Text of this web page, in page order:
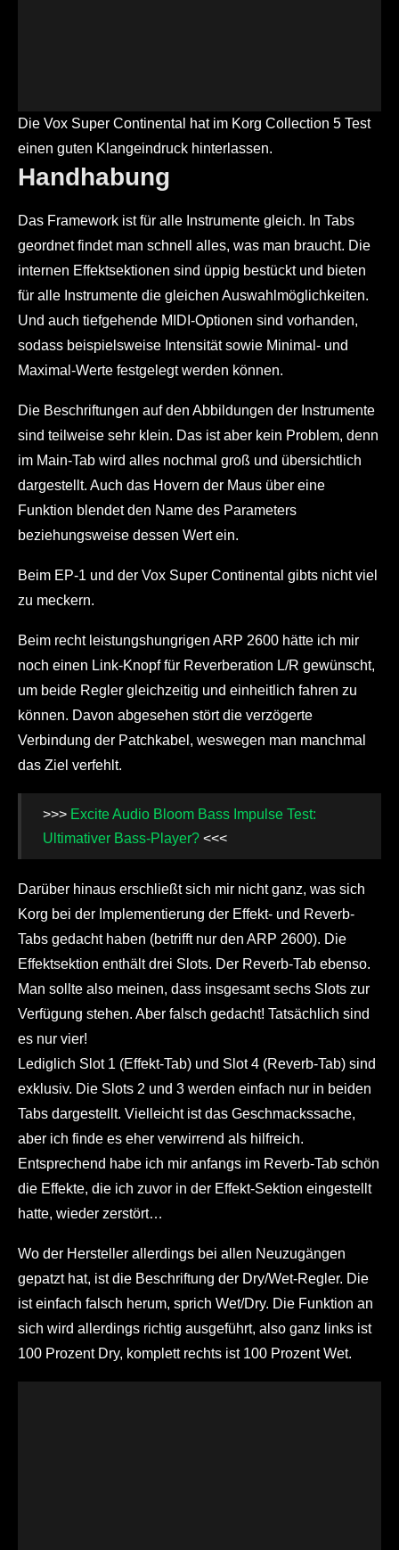
Die Vox Super Continental hat im Korg Collection 5 Test
einen guten Klangeindruck hinterlassen.
Handhabung
Das Framework ist für alle Instrumente gleich. In Tabs
geordnet findet man schnell alles, was man braucht. Die
internen Effektsektionen sind üppig bestückt und bieten
für alle Instrumente die gleichen Auswahlmöglichkeiten.
Und auch tiefgehende MIDI-Optionen sind vorhanden,
sodass beispielsweise Intensität sowie Minimal- und
Maximal-Werte festgelegt werden können.
Die Beschriftungen auf den Abbildungen der Instrumente
sind teilweise sehr klein. Das ist aber kein Problem, denn
im Main-Tab wird alles nochmal groß und übersichtlich
dargestellt. Auch das Hovern der Maus über eine
Funktion blendet den Name des Parameters
beziehungsweise dessen Wert ein.
Beim EP-1 und der Vox Super Continental gibts nicht viel
zu meckern.
Beim recht leistungshungrigen ARP 2600 hätte ich mir
noch einen Link-Knopf für Reverberation L/R gewünscht,
um beide Regler gleichzeitig und einheitlich fahren zu
können. Davon abgesehen stört die verzögerte
Verbindung der Patchkabel, weswegen man manchmal
das Ziel verfehlt.
>>> Excite Audio Bloom Bass Impulse Test:
Ultimativer Bass-Player? <<<
Darüber hinaus erschließt sich mir nicht ganz, was sich
Korg bei der Implementierung der Effekt- und Reverb-
Tabs gedacht haben (betrifft nur den ARP 2600). Die
Effektsektion enthält drei Slots. Der Reverb-Tab ebenso.
Man sollte also meinen, dass insgesamt sechs Slots zur
Verfügung stehen. Aber falsch gedacht! Tatsächlich sind
es nur vier!
Lediglich Slot 1 (Effekt-Tab) und Slot 4 (Reverb-Tab) sind
exklusiv. Die Slots 2 und 3 werden einfach nur in beiden
Tabs dargestellt. Vielleicht ist das Geschmackssache,
aber ich finde es eher verwirrend als hilfreich.
Entsprechend habe ich mir anfangs im Reverb-Tab schön
die Effekte, die ich zuvor in der Effekt-Sektion eingestellt
hatte, wieder zerstört…
Wo der Hersteller allerdings bei allen Neuzugängen
gepatzt hat, ist die Beschriftung der Dry/Wet-Regler. Die
ist einfach falsch herum, sprich Wet/Dry. Die Funktion an
sich wird allerdings richtig ausgeführt, also ganz links ist
100 Prozent Dry, komplett rechts ist 100 Prozent Wet.